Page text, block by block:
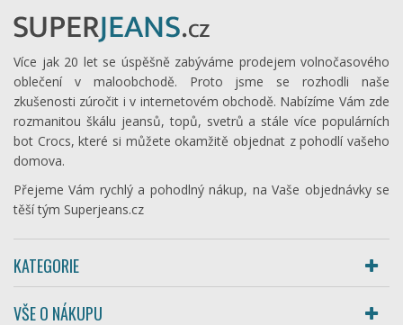
Více jak 20 let se úspěšně zabýváme prodejem volnočasového
oblečení v maloobchodě. Proto jsme se rozhodli naše
zkušenosti zúročit i v internetovém obchodě. Nabízíme Vám zde
rozmanitou škálu jeansů, topů, svetrů a stále více populárních
bot Crocs, které si můžete okamžitě objednat z pohodlí vašeho
domova.
Přejeme Vám rychlý a pohodlný nákup, na Vaše objednávky se
těší tým Superjeans.cz
KATEGORIE
VŠE O NÁKUPU